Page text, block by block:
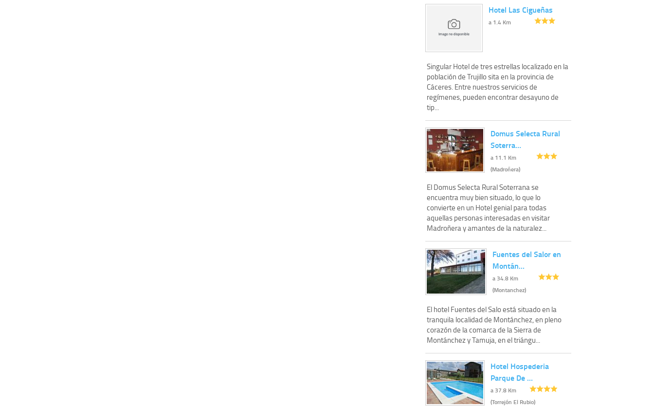
Hotel Las Cigueñas
a 1.4 Km
Singular Hotel de tres estrellas localizado en la
población de Trujillo sita en la provincia de
Cáceres. Entre nuestros servicios de
regímenes, pueden encontrar desayuno de
tip...
Domus Selecta Rural
Soterra…
a 11.1 Km
(Madroñera)
El Domus Selecta Rural Soterrana se
encuentra muy bien situado, lo que lo
convierte en un Hotel genial para todas
aquellas personas interesadas en visitar
Madroñera y amantes de la naturalez...
Fuentes del Salor en
Montán…
a 34.8 Km
(Montanchez)
El hotel Fuentes del Salo está situado en la
tranquila localidad de Montánchez, en pleno
corazón de la comarca de la Sierra de
Montánchez y Tamuja, en el triángu...
Hotel Hospederia
Parque De …
a 37.8 Km
(Torrejón El Rubio)